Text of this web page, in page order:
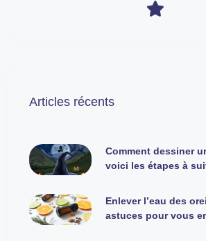
Articles récents
Comment dessiner
voici les étapes à
Enlever l’eau des
astuces pour vous